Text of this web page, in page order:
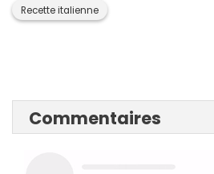
Recette italienne
Commentaires